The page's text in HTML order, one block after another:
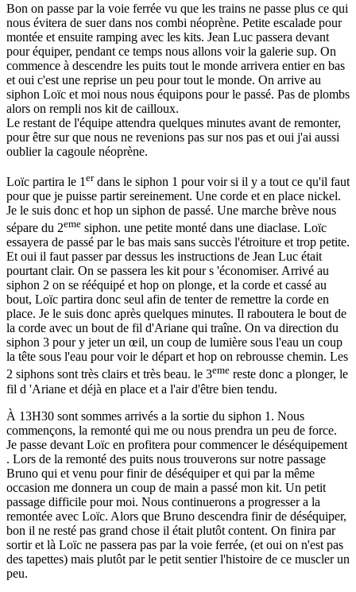
Bon on passe par la voie ferrée vu que les trains ne passe plus ce qui
nous évitera de suer dans nos combi néoprène. Petite escalade pour
montée et ensuite ramping avec les kits. Jean Luc passera devant
pour équiper, pendant ce temps nous allons voir la galerie sup. On
commence à descendre les puits tout le monde arrivera entier en bas
et oui c'est une reprise un peu pour tout le monde. On arrive au
siphon Loïc et moi nous nous équipons pour le passé. Pas de plombs
alors on rempli nos kit de cailloux.
Le restant de l'équipe attendra quelques minutes avant de remonter,
pour être sur que nous ne revenions pas sur nos pas et oui j'ai aussi
oublier la cagoule néoprène.
Loïc partira le 1 erdans le siphon 1 pour voir si il y a tout ce qu'il faut
pour que je puisse partir sereinement. Une corde et en place nickel.
Je le suis donc et hop un siphon de passé. Une marche brève nous
sépare du 2eme siphon. une petite monté dans une diaclase. Loïc
essayera de passé par le bas mais sans succès l'étroiture et trop petite.
Et oui il faut passer par dessus les instructions de Jean Luc était
pourtant clair. On se passera les kit pour s 'économiser. Arrivé au
siphon 2 on se rééquipé et hop on plonge, et la corde et cassé au
bout, Loïc partira donc seul afin de tenter de remettre la corde en
place. Je le suis donc après quelques minutes. Il raboutera le bout de
la corde avec un bout de fil d'Ariane qui traîne. On va direction du
siphon 3 pour y jeter un œil, un coup de lumière sous l'eau un coup
la tête sous l'eau pour voir le départ et hop on rebrousse chemin. Les
2 siphons sont très clairs et très beau. le 3eme reste donc a plonger, le
fil d 'Ariane et déjà en place et a l'air d'être bien tendu.
À 13H30 sont sommes arrivés a la sortie du siphon 1. Nous
commençons, la remonté qui me ou nous prendra un peu de force.
Je passe devant Loïc en profitera pour commencer le déséquipement
. Lors de la remonté des puits nous trouverons sur notre passage
Bruno qui et venu pour finir de déséquiper et qui par la même
occasion me donnera un coup de main a passé mon kit. Un petit
passage difficile pour moi. Nous continuerons a progresser a la
remontée avec Loïc. Alors que Bruno descendra finir de déséquiper,
bon il ne resté pas grand chose il était plutôt content. On finira par
sortir et là Loïc ne passera pas par la voie ferrée, (et oui on n'est pas
des tapettes) mais plutôt par le petit sentier l'histoire de ce muscler un
peu.